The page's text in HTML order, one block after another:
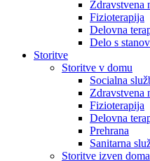
Zdravstvena
Fizioterapija
Delovna
Delo s
Storitve
Storitve v domu
Socialna
Zdravstvena
Fizioterapija
Delovna
Prehrana
Sanitarna
Storitve izven doma